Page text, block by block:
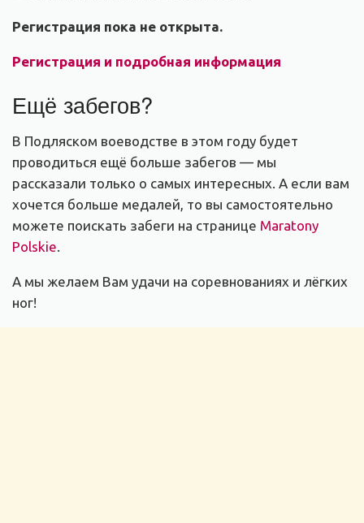
Регистрация пока не открыта.
Регистрация и подробная информация
Ещё забегов?
В Подляском воеводстве в этом году будет
проводиться ещё больше забегов — мы
рассказали только о самых интересных. А если вам
хочется больше медалей, то вы самостоятельно
можете поискать забеги на странице Maratony
Polskie.
А мы желаем Вам удачи на соревнованиях и лёгких
ног!